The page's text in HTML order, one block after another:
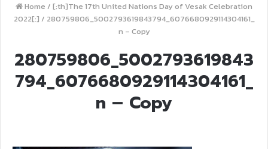
Home / [:th]The 17th United Nations Day of Vesak Celebration
2022[:] / 280759806_5002793619843794_6076680929114304161_
n – Copy
280759806_5002793619843
794_6076680929114304161_
n – Copy